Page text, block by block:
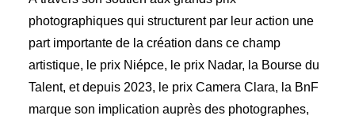
photographiques qui structurent par leur action une
part importante de la création dans ce champ
artistique, le prix Niépce, le prix Nadar, la Bourse du
Talent, et depuis 2023, le prix Camera Clara, la BnF
marque son implication auprès des photographes,